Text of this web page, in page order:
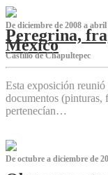
De diciembre de 2008 a abril
Peregrina,
México
Castillo de Chapultepec
Esta exposición
documentos (pinturas,
pertenecían…
De octubre a diciembre de